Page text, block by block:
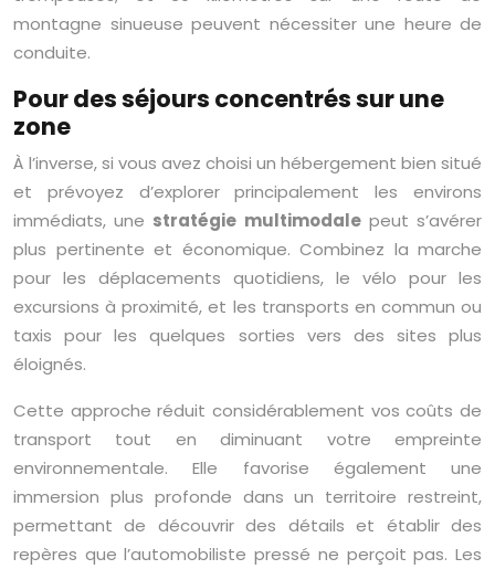
montagne sinueuse peuvent nécessiter une heure de
conduite.
Pour des séjours concentrés sur une
zone
À l’inverse, si vous avez choisi un hébergement bien situé
et prévoyez d’explorer principalement les environs
immédiats, une stratégie multimodalepeut s’avérer
plus pertinente et économique. Combinez la marche
pour les déplacements quotidiens, le vélo pour les
excursions à proximité, et les transports en commun ou
taxis pour les quelques sorties vers des sites plus
éloignés.
Cette approche réduit considérablement vos coûts de
transport tout en diminuant votre empreinte
environnementale. Elle favorise également une
immersion plus profonde dans un territoire restreint,
permettant de découvrir des détails et établir des
repères que l’automobiliste pressé ne perçoit pas. Les